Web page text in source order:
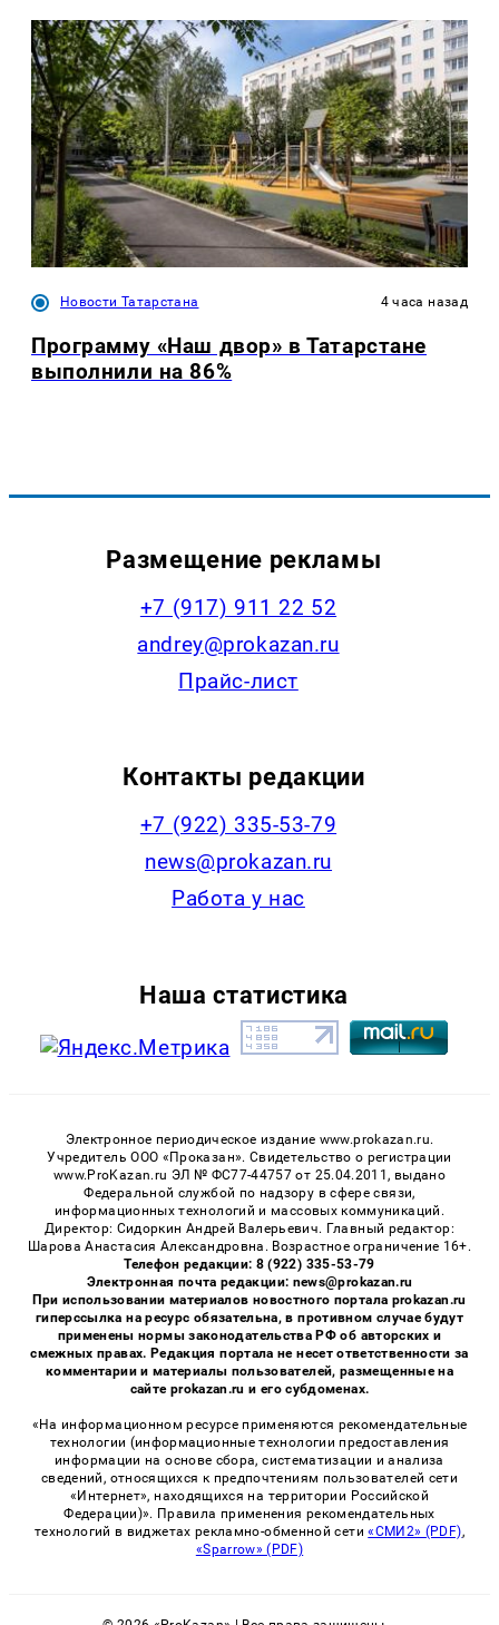
Новости Татарстана 4 часа назад
Программу «Наш двор» в Татарстане
выполнили на 86%
Размещение рекламы
+7 (917) 911 22 52
andrey@prokazan.ru
Прайс-лист
Контакты редакции
+7 (922) 335-53-79
news@prokazan.ru
Работа у нас
Наша статистика
Электронное периодическое издание www.prokazan.ru.
Учредитель ООО «Проказан». Cвидетельство о регистрации
www.ProKazan.ru ЭЛ № ФС77-44757 от 25.04.2011, выдано
Федеральной службой по надзору в сфере связи,
информационных технологий и массовых коммуникаций.
Директор: Сидоркин Андрей Валерьевич. Главный редактор:
Шарова Анастасия Александровна. Возрастное ограничение 16+.
Телефон редакции: 8 (922) 335-53-79
Электронная почта редакции: news@prokazan.ru
При использовании материалов новостного портала prokazan.ru
гиперссылка на ресурс обязательна, в противном случае будут
применены нормы законодательства РФ об авторских и
смежных правах. Редакция портала не несет ответственности за
комментарии и материалы пользователей, размещенные на
сайте prokazan.ru и его субдоменах.
«На информационном ресурсе применяются рекомендательные
технологии (информационные технологии предоставления
информации на основе сбора, систематизации и анализа
сведений, относящихся к предпочтениям пользователей сети
«Интернет», находящихся на территории Российской
Федерации)». Правила применения рекомендательных
технологий в виджетах рекламно-обменной сети«СМИ2» (PDF),
«Sparrow» (PDF)